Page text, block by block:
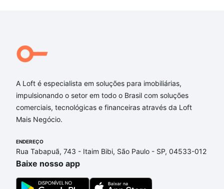
A Loft é especialista em soluções para imobiliárias,
impulsionando o setor em todo o Brasil com soluções
comerciais, tecnológicas e financeiras através da Loft
Mais Negócio.
ENDEREÇO
Rua Tabapuã, 743 - Itaim Bibi, São Paulo - SP, 04533-012
Baixe nosso app